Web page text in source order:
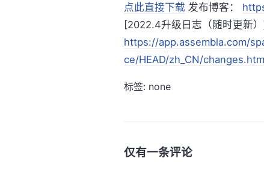
点此直接下载 发布博客：
[2022.4升级日志（随时更新
https://app.assembla.com/
ce/HEAD/zh_CN/
标签: none
仅有一条评论